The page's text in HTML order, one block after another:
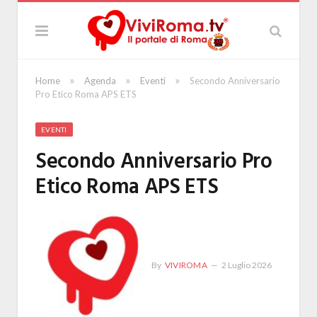
Home » Agenda » Eventi »
Secondo Anniversario
Pro Etico Roma APS ETS
EVENTI
Secondo Anniversario Pro
Etico Roma APS ETS
By VIVIROMA 2 Luglio 2026